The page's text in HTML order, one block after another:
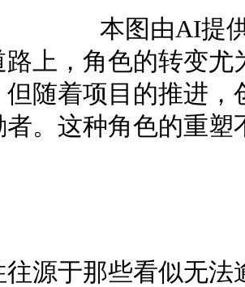
本图由AI提
上，角色的转变
但随着项目的推进
者。这种角色的重
源于那些看似无